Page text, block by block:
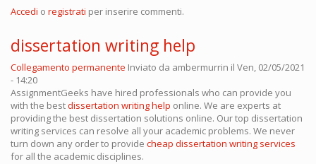
Accedi o registrati per inserire commenti.
dissertation writing help
Collegamento permanente Inviato da ambermurrin il Ven, 02/05/2021
- 14:20
AssignmentGeeks have hired professionals who can provide you
with the bestdissertation writing help online. We are experts at
providing the best dissertation solutions online. Our top dissertation
writing services can resolve all your academic problems. We never
turn down any order to provide cheap dissertation writing services
for all the academic disciplines.